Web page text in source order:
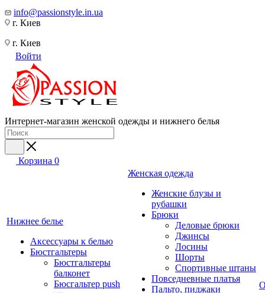
info@passionstyle.in.ua
г. Киев
г. Киев
Войти
Интернет-магазин женской одежды и нижнего белья
Корзина 0
Нижнее белье
Аксессуары к белью
Бюстгальтеры
Бюстгальтеры
балконет
Бюсгальтер push
Женская одежда
Женские блузы и
рубашки
Брюки
Деловые брюки
Джинсы
Лосины
Шорты
Спортивные штаны
Повседневные платья
Пальто, пиджаки